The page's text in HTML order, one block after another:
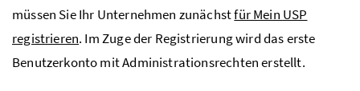
müssen Sie Ihr Unternehmen zunächstfür Mein USP
registrieren. Im Zuge der Registrierung wird das erste
Benutzerkonto mit Administrationsrechten erstellt.